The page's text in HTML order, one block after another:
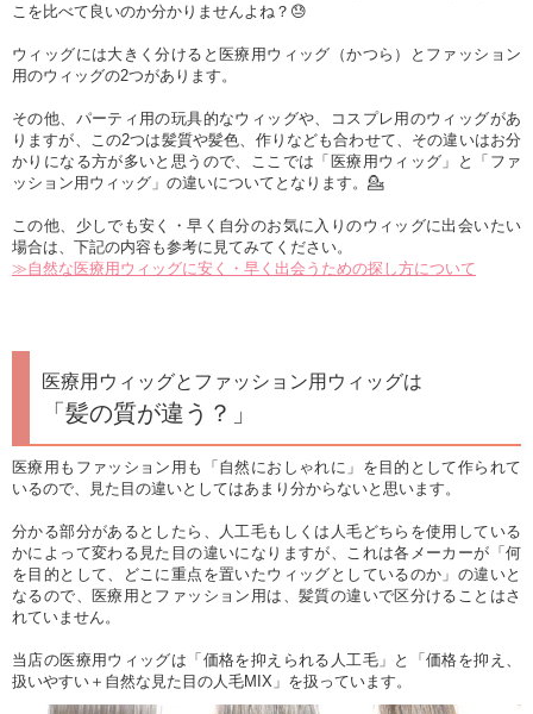
こを比べて良いのか分かりませんよね？😓
ウィッグには大きく分けると医療用ウィッグ（かつら）とファッション
用のウィッグの2つがあります。
その他、パーティ用の玩具的なウィッグや、コスプレ用のウィッグがあ
りますが、この2つは髪質や髪色、作りなども合わせて、その違いはお分
かりになる方が多いと思うので、ここでは「医療用ウィッグ」と「ファ
ッション用ウィッグ」の違いについてとなります。💁
この他、少しでも安く・早く自分のお気に入りのウィッグに出会いたい
場合は、下記の内容も参考に見てみてください。
≫自然な医療用ウィッグに安く・早く出会うための探し方について
医療用ウィッグとファッション用ウィッグは
「髪の質が違う？」
医療用もファッション用も「自然におしゃれに」を目的として作られて
いるので、見た目の違いとしてはあまり分からないと思います。
分かる部分があるとしたら、人工毛もしくは人毛どちらを使用している
かによって変わる見た目の違いになりますが、これは各メーカーが「何
を目的として、どこに重点を置いたウィッグとしているのか」の違いと
なるので、医療用とファッション用は、髪質の違いで区分けることはさ
れていません。
当店の医療用ウィッグは「価格を抑えられる人工毛」と「価格を抑え、
扱いやすい＋自然な見た目の人毛MIX」を扱っています。